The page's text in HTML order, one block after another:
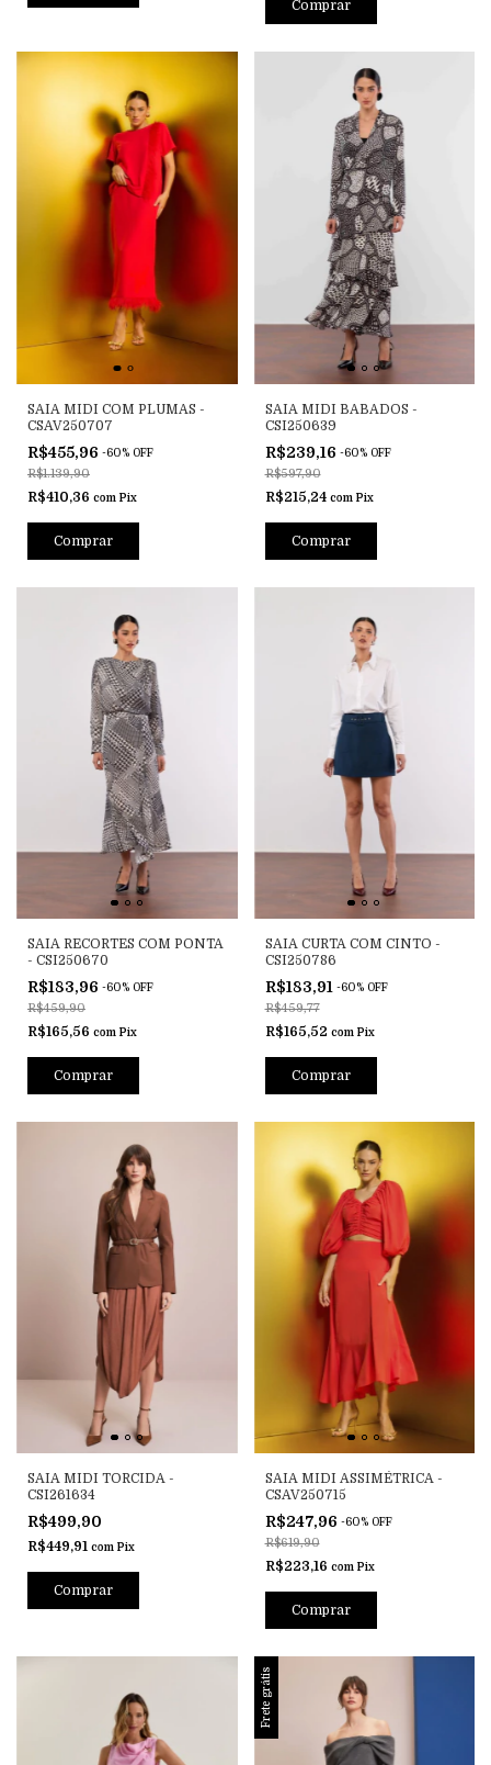
Comprar
SAIA MIDI COM PLUMAS -
CSAV250707
R$455,96 -60% OFF
R$1.139,90
R$410,36 com Pix
Comprar
SAIA MIDI BABADOS -
CSI250639
R$239,16 -60% OFF
R$597,90
R$215,24 com Pix
Comprar
SAIA RECORTES COM PONTA
- CSI250670
R$183,96 -60% OFF
R$459,90
R$165,56 com Pix
Comprar
SAIA CURTA COM CINTO -
CSI250786
R$183,91 -60% OFF
R$459,77
R$165,52 com Pix
Comprar
SAIA MIDI TORCIDA -
CSI261634
R$499,90
R$449,91 com Pix
Comprar
SAIA MIDI ASSIMÉTRICA -
CSAV250715
R$247,96 -60% OFF
R$619,90
R$223,16 com Pix
Comprar
Frete grátis